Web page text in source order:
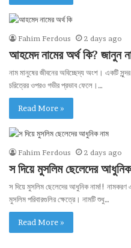
Fahim Ferdous 2 days ago
আহমেদ নামের অর্থ কি? জানুন
নাম মানুষের জীবনের অবিচ্ছেদ্য অংশ। একটি
চরিত্রের ওপরও গভীর প্রভাব ফেলে।…
Read More »
Fahim Ferdous 2 days ago
স দিয়ে মুসলিম ছেলেদের
স দিয়ে মুসলিম ছেলেদের আধুনিক নাম!! নামকরণ
মুসলিম পরিবারগুলির ক্ষেত্রে। নামটি শুধু…
Read More »